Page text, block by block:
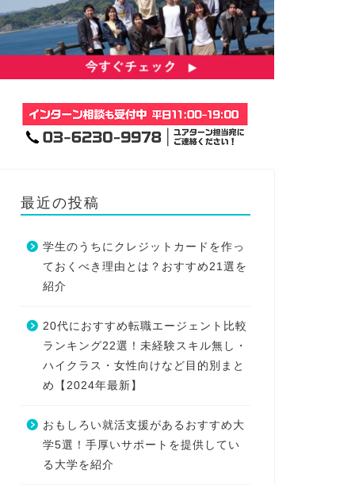
最近の投稿
学生のうちにクレジットカードを作っ
ておくべき理由とは？おすすめ21選を
紹介
20代におすすめ転職エージェント比較
ランキング22選！未経験スキル無し・
ハイクラス・女性向けなど目的別まと
め【2024年最新】
おもしろい就活支援があるおすすめ大
学5選！手厚いサポートを提供してい
る大学を紹介